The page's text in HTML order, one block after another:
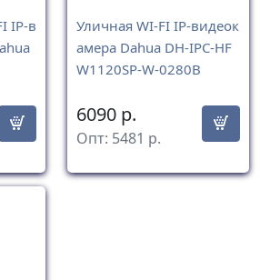
IP-в
Уличная WI-FI IP-видеок
амера Dahua DH-IPC-HF
W1120SP-W-0280B
6090 р.
Опт: 5481 р.